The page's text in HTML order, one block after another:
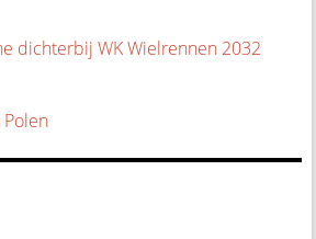
dichterbij WK Wielrennen 2032